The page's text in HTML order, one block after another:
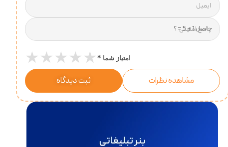
ایمیل
پاسخ امنیتی
امتیاز شما *
★★★★★
ثبت دیدگاه مشاهده نظرات